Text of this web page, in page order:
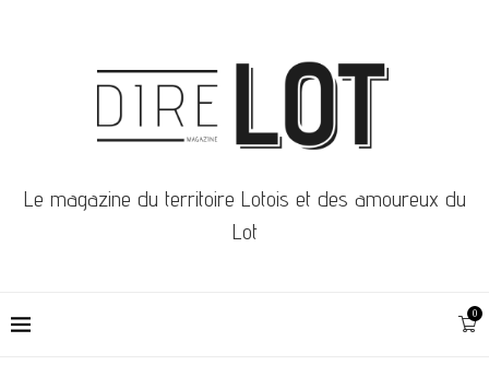
Le magazine du territoire Lotois et des amoureux du
Lot
0